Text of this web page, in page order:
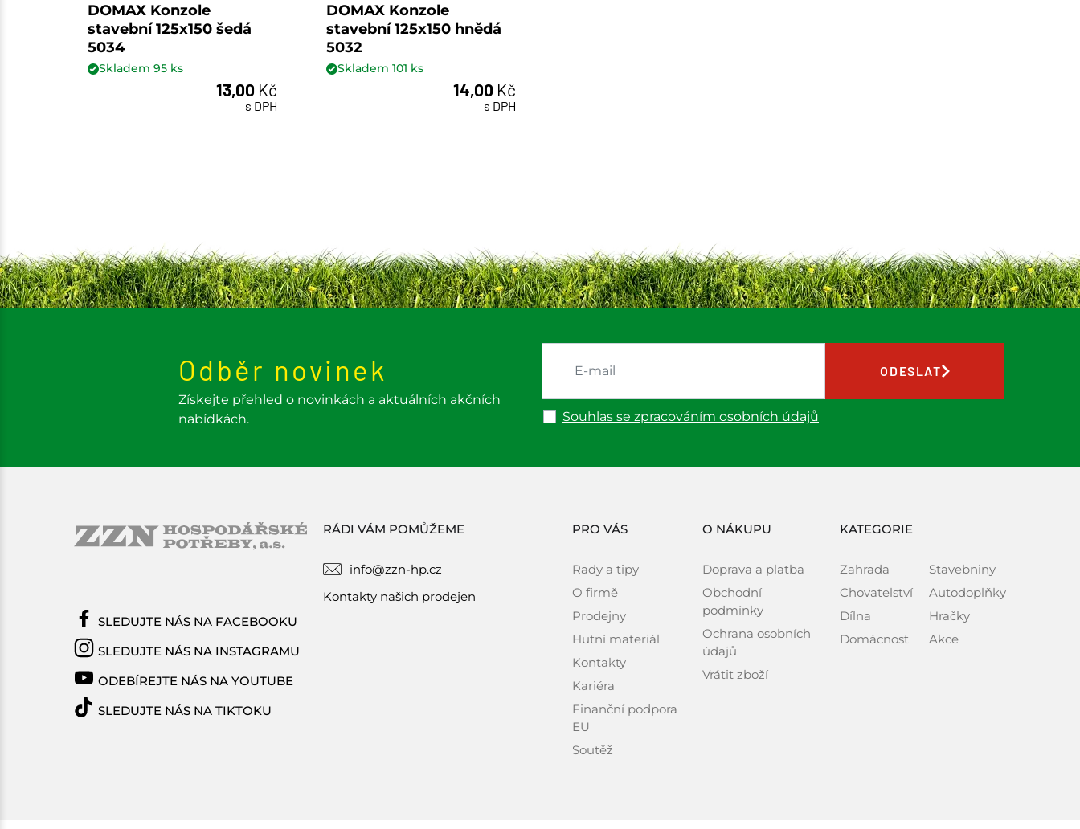
DOMAX Konzole
stavební 125x150 šedá
5034
Skladem95 ks
13,00 Kč
s DPH
DOMAX Konzole
stavební 125x150 hnědá
5032
Skladem 101 ks
14,00 Kč
s DPH
Odběr novinek
Získejte přehled o novinkách a aktuálních akčních
nabídkách.
Souhlas se zpracováním osobních údajů
ODESLAT
RÁDI VÁM POMŮŽEME
info@zzn-hp.cz
Kontakty našich prodejen
PRO VÁS
Rady a tipy
O firmě
Prodejny
Hutní materiál
Kontakty
Kariéra
Finanční podpora
EU
Soutěž
O NÁKUPU
Doprava a platba
Obchodní
podmínky
Ochrana osobních
údajů
Vrátit zboží
KATEGORIE
Zahrada
Chovatelství
Dílna
Domácnost
Stavebniny
Autodoplňky
Hračky
Akce
SLEDUJTE NÁS NA FACEBOOKU
SLEDUJTE NÁS NA INSTAGRAMU
ODEBÍREJTE NÁS NA YOUTUBE
SLEDUJTE NÁS NA TIKTOKU